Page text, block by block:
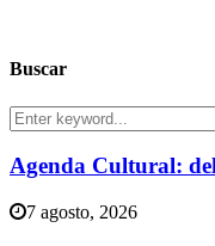
Buscar
Search
for:
Agenda Cultural:
7 agosto, 2026